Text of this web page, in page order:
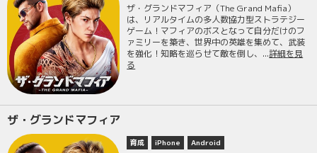
ザ・グランドマフィア（The Grand Mafia）
は、リアルタイムの多人数協力型ストラテジー
ゲーム！マフィアのボスとなって自分だけのフ
ァミリーを築き、世界中の英雄を集めて、武装
を強化！知略を巡らせて敵を倒し、...詳細を見
る
ザ・グランドマフィア
育成 iPhone Android